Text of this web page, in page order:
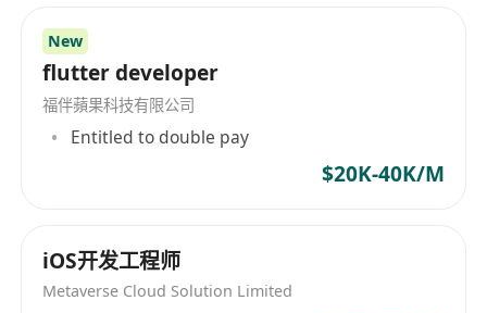
New
flutter developer
福伴蘋果科技有限公司
Entitled to double pay
$20K-40K/M
iOS开发工程师
Metaverse Cloud Solution Limited